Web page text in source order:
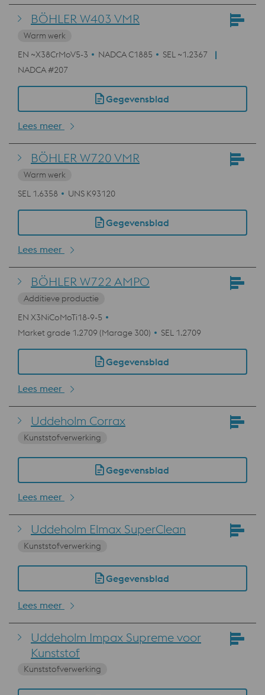
BÖHLER W403 VMR
Warm werk
EN ~X38CrMoV5-3
NADCA C1885
SEL ~1.2367
NADCA #207
Gegevensblad
Lees meer
BÖHLER W720 VMR
Warm werk
SEL 1.6358
UNS K93120
Gegevensblad
Lees meer
BÖHLER W722 AMPO
Additieve productie
EN X3NiCoMoTi18-9-5
Market grade 1.2709 (Marage 300)
SEL 1.2709
Gegevensblad
Lees meer
Uddeholm Corrax
Kunststofverwerking
Gegevensblad
Lees meer
Uddeholm Elmax SuperClean
Kunststofverwerking
Gegevensblad
Lees meer
Uddeholm Impax Supreme voor
Kunststof
Kunststofverwerking